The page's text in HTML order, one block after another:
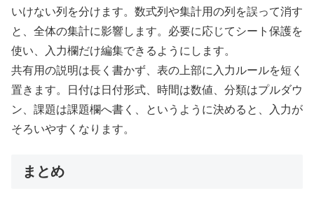
いけない列を分けます。数式列や集計用の列を誤って消す
と、全体の集計に影響します。必要に応じてシート保護を
使い、入力欄だけ編集できるようにします。
共有用の説明は長く書かず、表の上部に入力ルールを短く
置きます。日付は日付形式、時間は数値、分類はプルダウ
ン、課題は課題欄へ書く、というように決めると、入力が
そろいやすくなります。
まとめ